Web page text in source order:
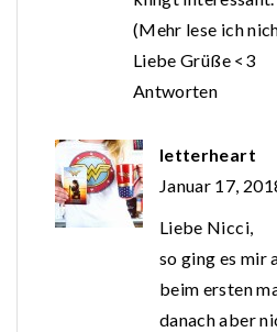
(Mehr lese ich
Liebe Grüße <3
Antworten
letterheart
Januar 17,
Liebe Nicci,
so ging es mir
beim ersten
danach aber